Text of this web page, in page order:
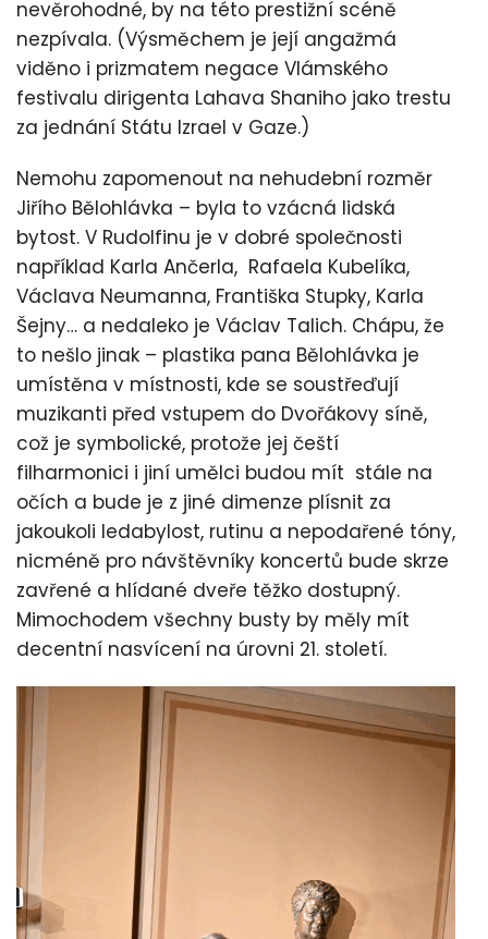
nevěrohodné, by na této prestižní scéně
nezpívala. (Výsměchem je její angažmá
viděno i prizmatem negace Vlámského
festivalu dirigenta Lahava Shaniho jako trestu
za jednání Státu Izrael v Gaze.)
Nemohu zapomenout na nehudební rozměr
Jiřího Bělohlávka – byla to vzácná lidská
bytost. V Rudolfinu je v dobré společnosti
například Karla Ančerla, Rafaela Kubelíka,
Václava Neumanna, Františka Stupky, Karla
Šejny… a nedaleko je Václav Talich. Chápu, že
to nešlo jinak – plastika pana Bělohlávka je
umístěna v místnosti, kde se soustřeďují
muzikanti před vstupem do Dvořákovy síně,
což je symbolické, protože jej čeští
filharmonici i jiní umělci budou mít stále na
očích a bude je z jiné dimenze plísnit za
jakoukoli ledabylost, rutinu a nepodařené tóny,
nicméně pro návštěvníky koncertů bude skrze
zavřené a hlídané dveře těžko dostupný.
Mimochodem všechny busty by měly mít
decentní nasvícení na úrovni 21. století.